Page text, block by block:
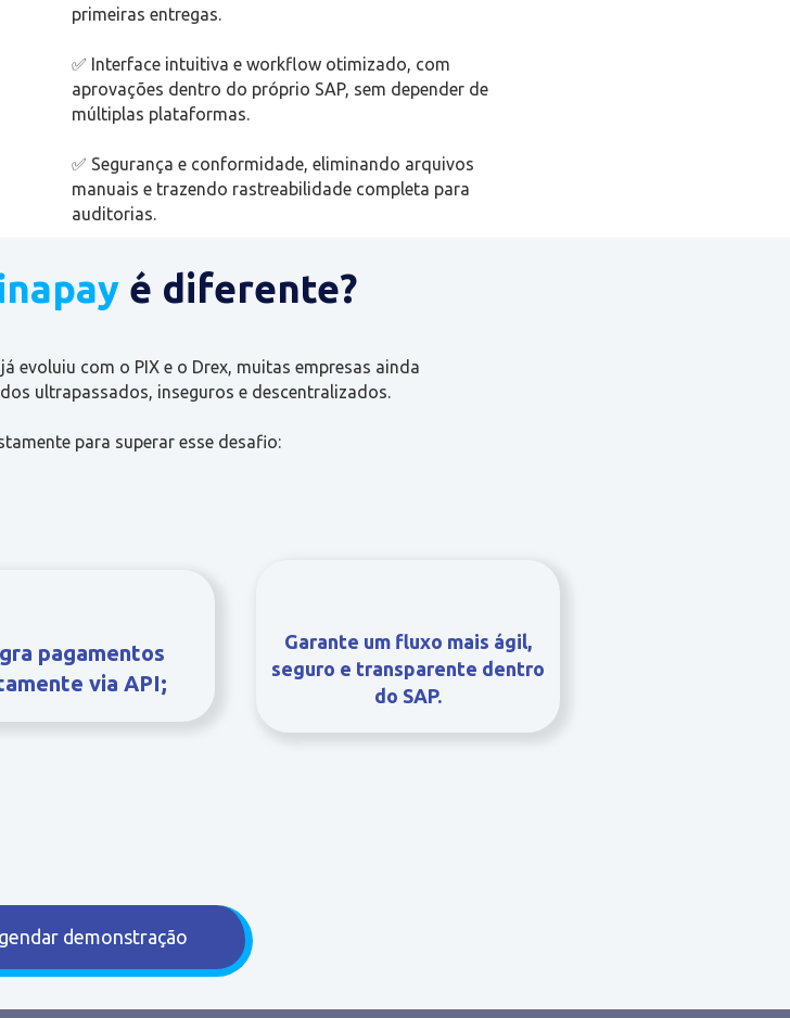
primeiras entregas.
✅ Interface intuitiva e workflow otimizado, com
aprovações dentro do próprio SAP, sem depender de
múltiplas plataformas.
✅ Segurança e conformidade, eliminando arquivos
manuais e trazendo rastreabilidade completa para
auditorias.
é diferente?
evoluiu com o PIX e o Drex, muitas empresas ainda
ultrapassados, inseguros e descentralizados.
para superar esse desafio:
pagamentos
via API;
Garante um fluxo mais ágil,
seguro e transparente dentro
do SAP.
demonstração